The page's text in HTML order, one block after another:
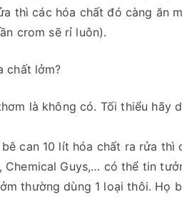
thì các hóa chất đó càng ăn
crom sẽ rỉ luôn).
chất lởm?
là không có. Tối thiểu hãy
can 10 lít hóa chất ra rửa
Guys,… có thể tin
thường dùng 1 loại thôi. Họ